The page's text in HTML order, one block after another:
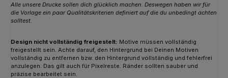
Alle unsere Drucke sollen dich glücklich machen. Deswegen haben wir für
die Vorlage ein paar Qualitätskriterien definiert auf die du unbedingt achten
solltest.
Design nicht vollständig freigestelt: Motive müssen vollständig
freigestellt sein. Achte darauf, den Hintergrund bei Deinen Motiven
vollständig zu entfernen bzw. den Hintergrund vollständig und fehlerfrei
anzulegen. Das gilt auch für Pixelreste. Ränder sollten sauber und
präzise bearbeitet sein.